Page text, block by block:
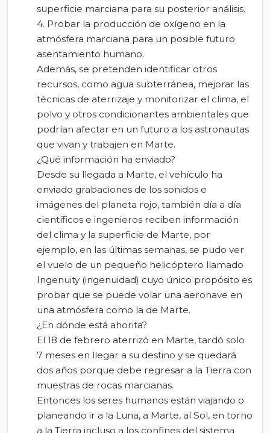
superficie marciana para su posterior análisis.
4. Probar la producción de oxígeno en la
atmósfera marciana para un posible futuro
asentamiento humano.
Además, se pretenden identificar otros
recursos, como agua subterránea, mejorar las
técnicas de aterrizaje y monitorizar el clima, el
polvo y otros condicionantes ambientales que
podrían afectar en un futuro a los astronautas
que vivan y trabajen en Marte.
¿Qué información ha enviado?
Desde su llegada a Marte, el vehículo ha
enviado grabaciones de los sonidos e
imágenes del planeta rojo, también día a día
científicos e ingenieros reciben información
del clima y la superficie de Marte, por
ejemplo, en las últimas semanas, se pudo ver
el vuelo de un pequeño helicóptero llamado
Ingenuity (ingenuidad) cuyo único propósito es
probar que se puede volar una aeronave en
una atmósfera como la de Marte.
¿En dónde está ahorita?
El 18 de febrero aterrizó en Marte, tardó solo
7 meses en llegar a su destino y se quedará
dos años porque debe regresar a la Tierra con
muestras de rocas marcianas.
Entonces los seres humanos están viajando o
planeando ir a la Luna, a Marte, al Sol, en torno
a la Tierra incluso a los confines del sistema